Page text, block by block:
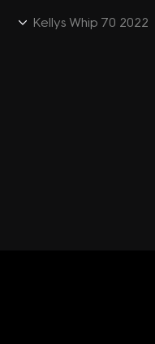
Kellys Whip 70 2022